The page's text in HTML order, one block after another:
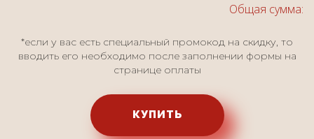
Общая сумма:
*если у вас есть специальный промокод на скидку, то
вводить его необходимо после заполнении формы на
странице оплаты
КУПИТЬ